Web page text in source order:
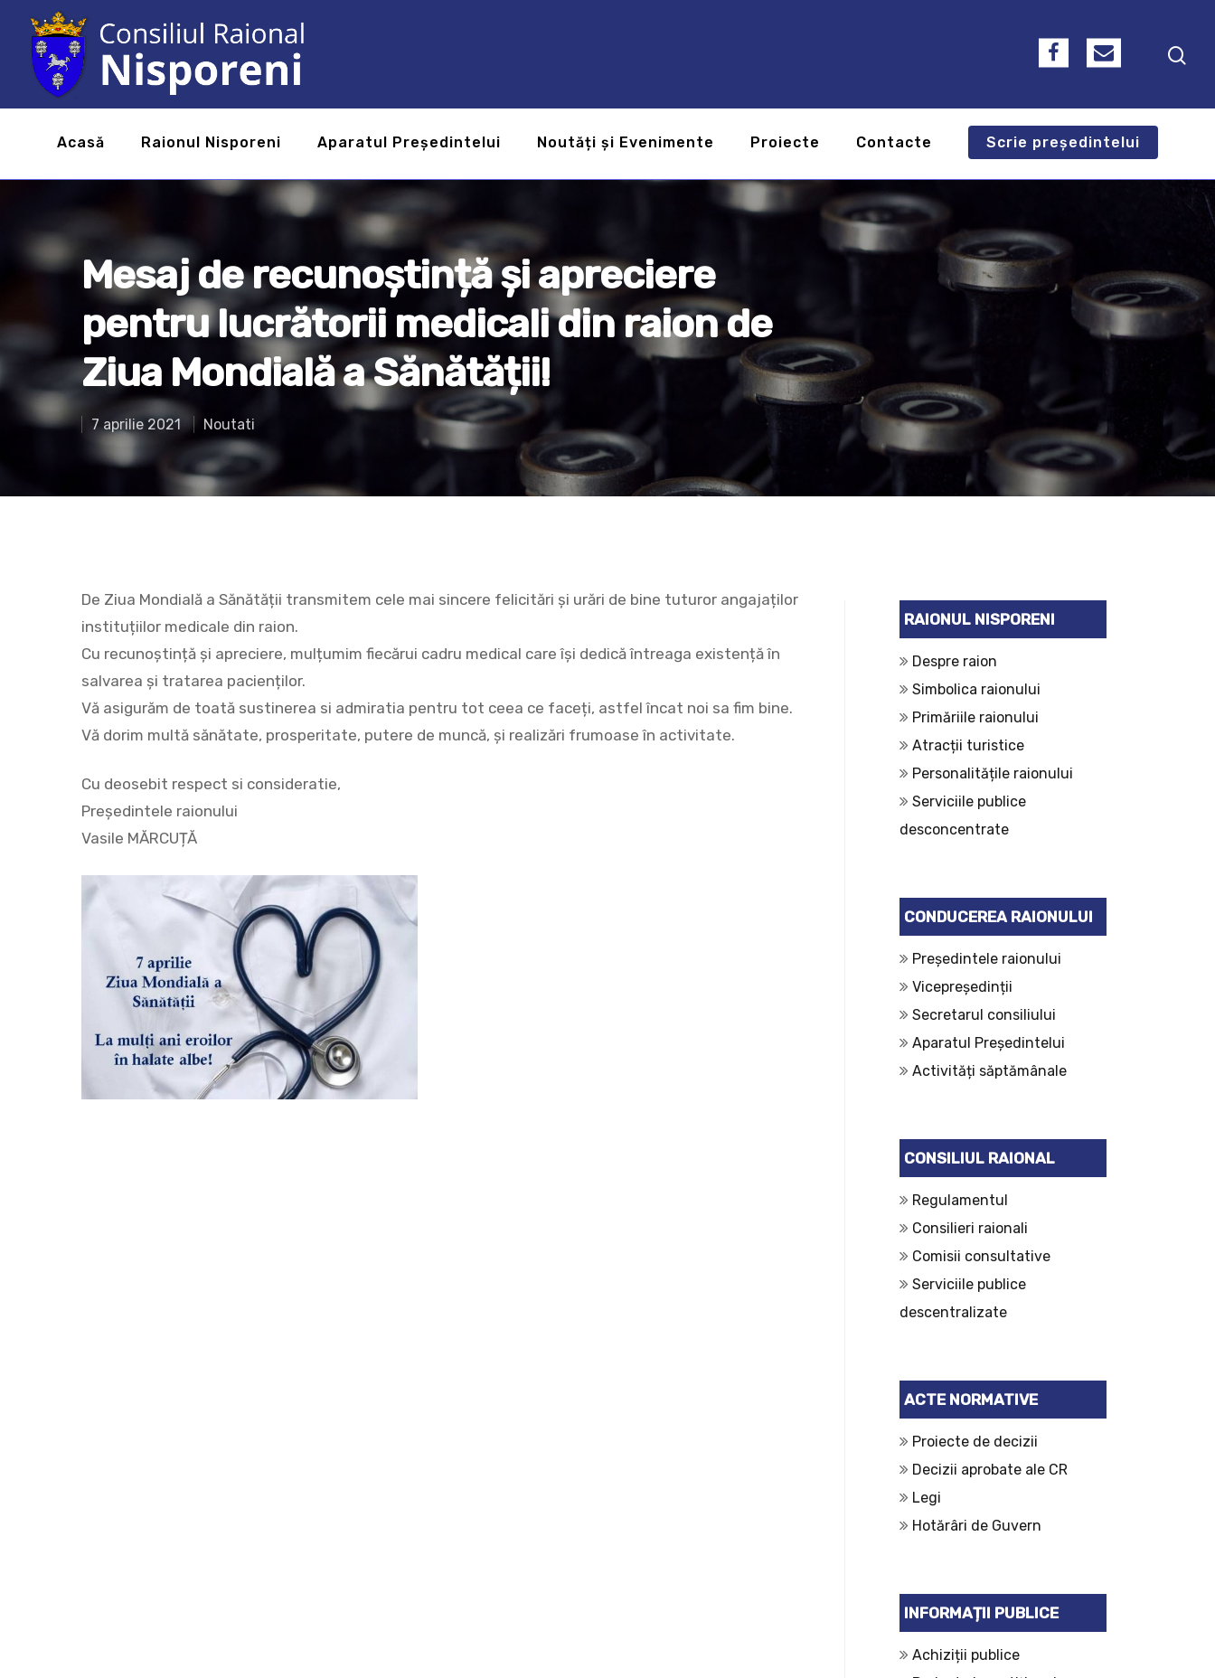
Hit enter to search or ESC to close
Acasă Raionul Nisporeni Aparatul Președintelui Noutăți și Evenimente Proiecte Contacte Scrie președintelui
Mesaj de recunoștință și apreciere
pentru lucrătorii medicali din raion de
Ziua Mondială a Sănătății!
7 aprilie 2021 Noutati
De Ziua Mondială a Sănătății transmitem cele mai sincere felicitări și urări de bine tuturor angajaților
instituțiilor medicale din raion.
Cu recunoștință și apreciere, mulțumim fiecărui cadru medical care își dedică întreaga existență în
salvarea și tratarea pacienților.
Vă asigurăm de toată sustinerea si admiratia pentru tot ceea ce faceți, astfel încat noi sa fim bine.
Vă dorim multă sănătate, prosperitate, putere de muncă, şi realizări frumoase în activitate.
Cu deosebit respect si consideratie,
Președintele raionului
Vasile MĂRCUȚĂ
RAIONUL NISPORENI
Despre raion
Simbolica raionului
Primăriile raionului
Atracții turistice
Personalitățile raionului
Serviciile publice
desconcentrate
CONDUCEREA RAIONULUI
Președintele raionului
Vicepreședinții
Secretarul consiliului
Aparatul Președintelui
Activități săptămânale
CONSILIUL RAIONAL
Regulamentul
Consilieri raionali
Comisii consultative
Serviciile publice
descentralizate
ACTE NORMATIVE
Proiecte de decizii
Decizii aprobate ale CR
Legi
Hotărâri de Guvern
INFORMAȚII PUBLICE
Achiziții publice